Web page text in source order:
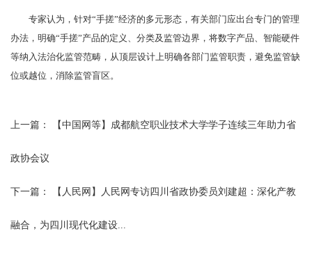
专家认为，针对“手搓”经济的多元形态，有关部门应出台专门的管理
办法，明确“手搓”产品的定义、分类及监管边界，将数字产品、智能硬件
等纳入法治化监管范畴，从顶层设计上明确各部门监管职责，避免监管缺
位或越位，消除监管盲区。
上一篇： 【中国网等】成都航空职业技术大学学子连续三年助力省
政协会议
下一篇： 【人民网】人民网专访四川省政协委员刘建超：深化产教
融合，为四川现代化建设...